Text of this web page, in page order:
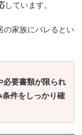
しています。
の家族にバレるとい
必要書類が限られ
件をしっかり確